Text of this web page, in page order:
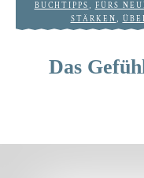
BUCHTIPPS , FÜRS
STÄRKEN ,
Das